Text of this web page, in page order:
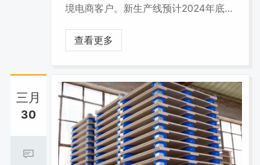
境电商客户。新生产线预计2024年底投
示，随着东北跨境电商业态增长，对定
制化、高防护包装的需求激增，此次扩
查看更多
三月
30